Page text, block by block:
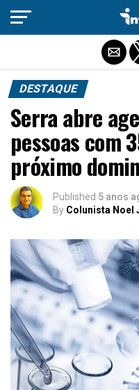
DESTAQUE
Serra abre
pessoas com
próximo
Published 5 anos
By Colunista Noel
Sair